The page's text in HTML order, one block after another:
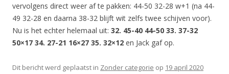
vervolgens direct weer af te pakken: 44-50 32-28 w+1 (na 44-
49 32-28 en daarna 38-32 blijft wit zelfs twee schijven voor).
Nu is het echter helemaal uit: 32. 45-40 44-50 33. 37-32
50×17 34. 27-21 16×27 35. 32×12 en Jack gaf op.
Dit bericht werd geplaatst in Zonder categorie op 19 april 2020